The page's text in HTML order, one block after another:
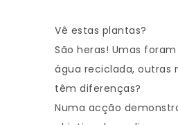
Vê estas plantas?
São heras! Umas
água reciclada, outras
têm diferenças?
Numa acção